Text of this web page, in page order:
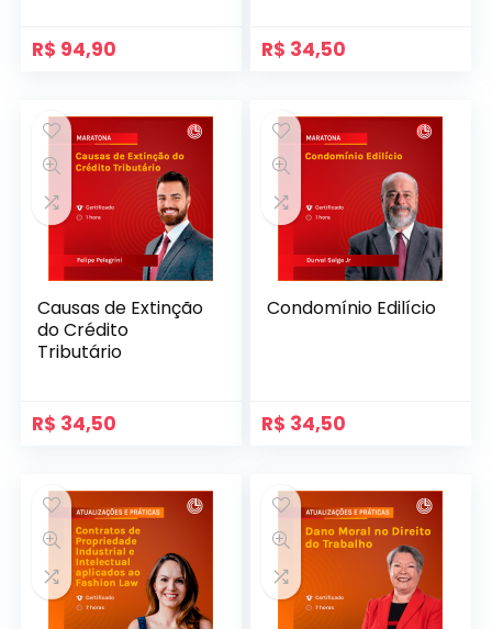
R$ 94,90 R$ 34,50
Causas de Extinção
do Crédito
Tributário
R$ 34,50
Condomínio Edilício
R$ 34,50